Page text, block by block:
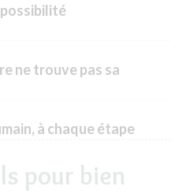
ne trouve pas sa
à chaque étape
pour bien